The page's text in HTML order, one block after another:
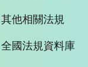
其他相關法規
全國法規資料庫